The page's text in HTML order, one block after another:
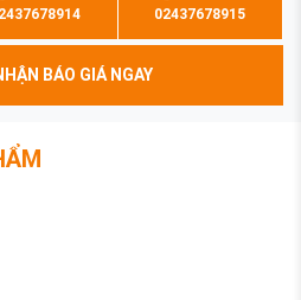
02437678915
BÁO GIÁ NGAY